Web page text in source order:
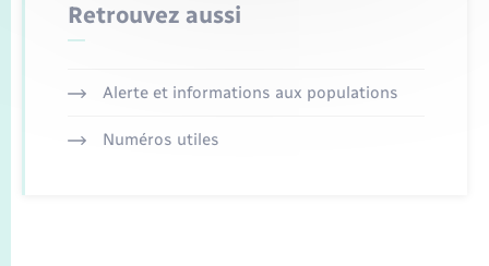
Retrouvez aussi
Alerte et informations aux populations
Numéros utiles